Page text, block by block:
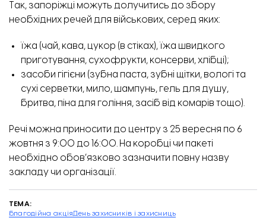
Так, запоріжці можуть долучитись до збору
необхідних речей для військових, серед яких:
їжа (чай, кава, цукор (в стіках), їжа швидкого
приготування, сухофрукти, консерви, хлібці);
засоби гігієни (зубна паста, зубні щітки, вологі та
сухі серветки, мило, шампунь, гель для душу,
бритва, піна для гоління, засіб від комарів тощо).
Речі можна приносити до центру з 25 вересня по 6
жовтня з 9:00 до 16:00. На коробці чи пакеті
необхідно обов’язково зазначити повну назву
закладу чи організації.
ТЕМА:
благодійна акціяДень захисників і захисниць